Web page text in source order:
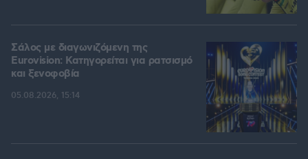
Σάλος με διαγωνιζόμενη της
Eurovision: Κατηγορείται για ρατσισμό
και ξενοφοβία
05.08.2026, 15:14